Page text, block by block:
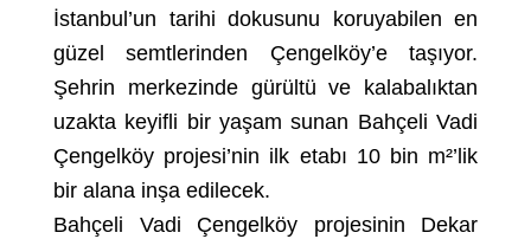
İstanbul’un tarihi dokusunu koruyabilen en
güzel semtlerinden Çengelköy’e taşıyor.
Şehrin merkezinde gürültü ve kalabalıktan
uzakta keyifli bir yaşam sunan Bahçeli Vadi
Çengelköy projesi’nin ilk etabı 10 bin m²’lik
bir alana inşa edilecek.
Bahçeli Vadi Çengelköy projesinin Dekar